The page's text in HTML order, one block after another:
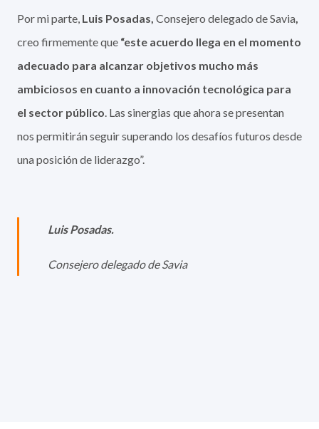
Por mi parte, Luis Posadas, Consejero delegado de Savia,
creo firmemente que “este acuerdo llega en el momento
adecuado para alcanzar objetivos mucho más
ambiciosos en cuanto a innovación tecnológica para
el sector público. Las sinergias que ahora se presentan
nos permitirán seguir superando los desafíos futuros desde
una posición de liderazgo”.
Luis Posadas.
Consejero delegado de Savia